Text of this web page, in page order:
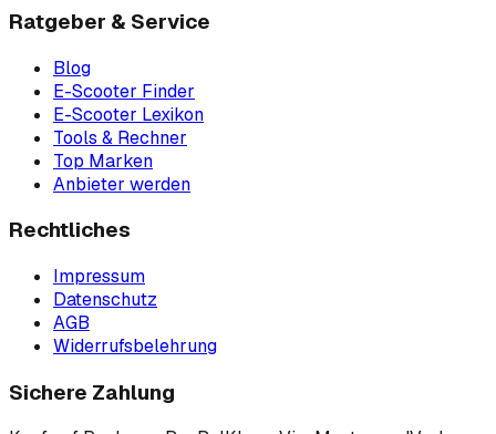
Ratgeber & Service
Blog
E-Scooter Finder
E-Scooter Lexikon
Tools & Rechner
Top Marken
Anbieter werden
Rechtliches
Impressum
Datenschutz
AGB
Widerrufsbelehrung
Sichere Zahlung